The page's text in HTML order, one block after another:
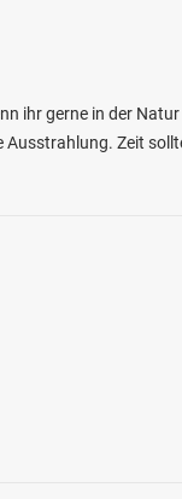
ihr gerne in der Natur
Ausstrahlung. Zeit